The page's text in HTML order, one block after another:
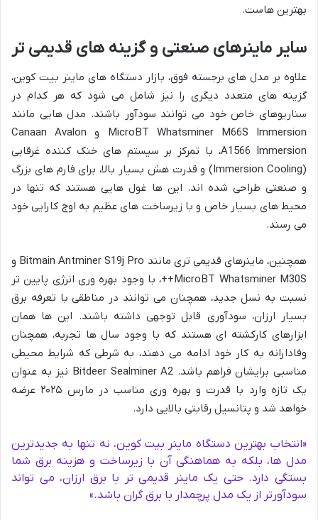
بهترین هاست.
سایر ماینرهای صنعتی و گزینه های قدیمی تر
علاوه بر مدل های برجسته فوق، بازار دستگاه های ماینر بیت کوین،
گزینه های متعدد دیگری را نیز شامل می شود که هر کدام در
سناریوهای خاص خود می توانند سودآور باشند. مدل هایی مانند
MicroBT Whatsminer M66S Immersion و Canaan Avalon
A1566 Immersion، با تمرکز بر سیستم های خنک کننده غرقابی
(Immersion Cooling) و قدرت هش بسیار بالا، برای فارم های بزرگ
و صنعتی طراحی شده اند. این ها غول هایی هستند که تنها در
محیط های بسیار خاص و با زیرساخت های عظیم به اوج کارایی خود
می رسند.
همچنین، ماینرهای قدیمی تری مانند Bitmain Antminer S19j Pro و
MicroBT Whatsminer M30S++، با وجود بهره وری انرژی پایین تر
نسبت به نسل جدید، همچنان می توانند در مناطقی با تعرفه برق
بسیار ارزان، سودآوری قابل توجهی داشته باشند. این ها همان
ابزارهای کارکشته ای هستند که با وجود سال ها تجربه، همچنان
وفادارانه به کار خود ادامه می دهند، به شرطی که شرایط محیطی
مناسبی برایشان فراهم باشد. Bitdeer Sealminer A2 نیز به عنوان
یک تازه وارد با قدرت و بهره وری مناسب در مارس ۲۰۲۵ عرضه
خواهد شد و پتانسیل رقابتی بالایی دارد.
«انتخاب بهترین دستگاه ماینر بیت کوین، نه تنها به جدیدترین
مدل ها، بلکه به هماهنگی آن با زیرساخت و هزینه برق شما
بستگی دارد. حتی یک ماینر قدیمی تر با برق ارزان، می تواند
سودآورتر از یک مدل پرچمدار با برق گران باشد.»